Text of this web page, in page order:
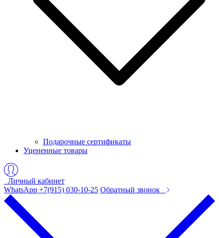
Подарочные сертификаты
Уцененные товары
Личный кабинет
WhatsApp +7(915) 030-10-25 Обратный звонок